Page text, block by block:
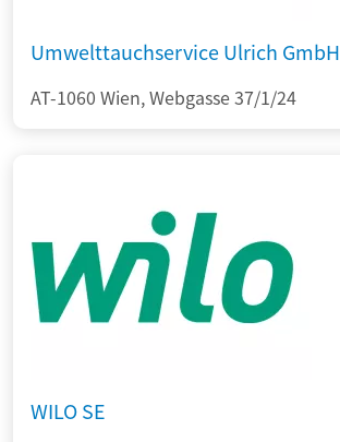
Umwelttauchservice Ulrich GmbH
AT-1060 Wien, Webgasse 37/1/24
WILO SE